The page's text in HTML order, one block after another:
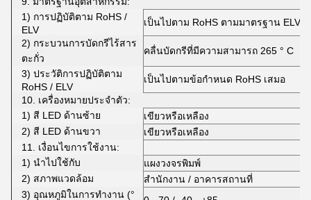
1) การปฏิบัติตาม RoHS /
ELV
เป็นไปตาม RoHS ตามมาตรฐาน ELV
2) กระบวนการบัดกรีไร้สาร
ตะกั่ว
คลื่นบัดกรีที่มีความสามารถ 265 ° C
3) ประวัติการปฏิบัติตาม
RoHS / ELV
เป็นไปตามข้อกำหนด RoHS เสมอ
10. เครื่องหมายประจำตัว:
1) สี LED ด้านซ้าย
เขียวหรือเหลือง
2) สี LED ด้านขวา
เขียวหรือเหลือง
11. เงื่อนไขการใช้งาน:
1) นำไปใช้กับ
แผงวงจรพิมพ์
2) สภาพแวดล้อม
สำนักงาน / อาคารสถานที่
3) อุณหภูมิในการทำงาน (°